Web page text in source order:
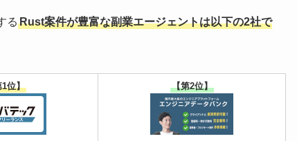
る Rust案件が豊富な副業エージェントは以下の2社で
1位】 【第2位】